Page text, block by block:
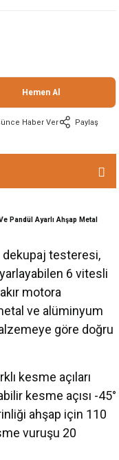
Hemen Al
Haber Ver Paylaş
Pandül Ayarlı Ahşap Metal
dekupaj testeresi,
6 vitesli
motora
ve alüminyum
göre doğru
kesme açıları
kesme açısı -45°
ahşap için 110
vuruşu 20